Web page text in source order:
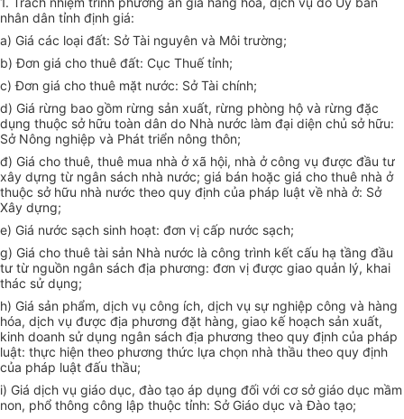
nhân dân tỉnh định giá:
a) Giá các loại đất: Sở Tài nguyên và Môi trường;
b) Đơn giá cho thuê đất: Cục Thuế tỉnh;
c) Đơn giá cho thuê mặt nước: Sở Tài chính;
d) Giá rừng bao gồm rừng sản xuất, rừng phòng hộ và rừng đặc
dụng thuộc sở hữu toàn dân do Nhà nước làm đại diện chủ sở hữu:
Sở Nông nghiệp và Phát triển nông thôn;
đ) Giá cho thuê, thuê mua nhà ở xã hội, nhà ở công vụ được đầu tư
xây dựng từ ngân sách nhà nước; giá bán hoặc giá cho thuê nhà ở
thuộc sở hữu nhà nước theo quy định của pháp luật về nhà ở: Sở
Xây dựng;
e) Giá nước sạch sinh hoạt: đơn vị cấp nước sạch;
g) Giá cho thuê tài sản Nhà nước là công trình kết cấu hạ tầng đầu
tư từ nguồn ngân sách địa phương: đơn vị được giao quản lý, khai
thác sử dụng;
h) Giá sản phẩm, dịch vụ công ích, dịch vụ sự nghiệp công và hàng
hóa, dịch vụ được địa phương đặt hàng, giao kế hoạch sản xuất,
kinh doanh sử dụng ngân sách địa phương theo quy định của pháp
luật: thực hiện theo phương thức lựa chọn nhà thầu theo quy định
của pháp luật đấu thầu;
i) Giá dịch vụ giáo dục, đào tạo áp dụng đối với cơ sở giáo dục mầm
non, phổ thông công lập thuộc tỉnh: Sở Giáo dục và Đào tạo;